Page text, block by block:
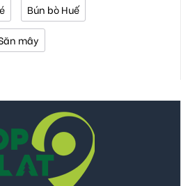
Bún bò Huế
mây